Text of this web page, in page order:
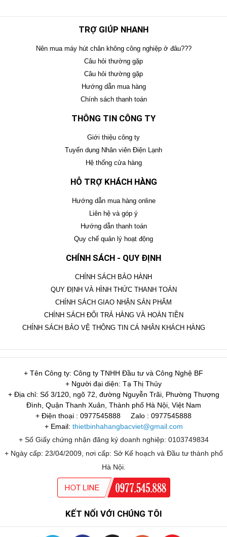
TRỢ GIÚP NHANH
Nên mua máy hút chân không công nghiệp ở đâu???
Câu hỏi thường gặp
Câu hỏi thường gặp
Hướng dẫn mua hàng
Chính sách thanh toán
THÔNG TIN CÔNG TY
Giới thiệu công ty
Tuyển dụng Nhân viên Điện Lạnh
Hệ thống cửa hàng
HỖ TRỢ KHÁCH HÀNG
Hướng dẫn mua hàng online
Liên hệ và góp ý
Hướng dẫn thanh toán
Quy chế quản lý hoạt động
CHÍNH SÁCH - QUY ĐỊNH
CHÍNH SÁCH BẢO HÀNH
QUY ĐỊNH VÀ HÌNH THỨC THANH TOÁN
CHÍNH SÁCH GIAO NHẬN SẢN PHẨM
CHÍNH SÁCH ĐỔI TRẢ HÀNG VÀ HOÀN TIỀN
CHÍNH SÁCH BẢO VỆ THÔNG TIN CÁ NHÂN KHÁCH HÀNG
+ Tên Công ty: Công ty TNHH Đầu tư và Công Nghệ BF
+ Người đại diện: Tạ Thị Thủy
+ Địa chỉ: Số 3/120, ngõ 72, đường Nguyễn Trãi, Phường Thượng
Đình, Quận Thanh Xuân, Thành phố Hà Nội, Việt Nam
+ Điện thoại : 0977545888
Zalo : 0977545888
+ Email: thietbinhahangbacviet@gmail.com
+ Số Giấy chứng nhận đăng ký doanh nghiệp: 0103749834
+ Ngày cấp: 23/04/2009, nơi cấp: Sở Kế hoạch và Đầu tư thành phố
Hà Nội.
KẾT NỐI VỚI CHÚNG TÔI